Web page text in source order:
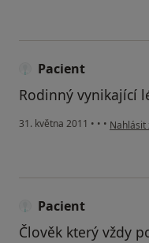
Pacient
Rodinný vynikající
31. května 2011 • • • podle
Nahlásit
Pacient
Člověk který vždy